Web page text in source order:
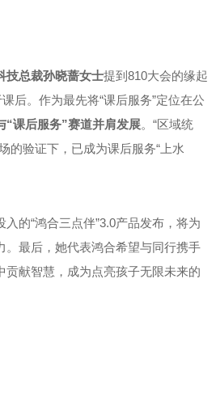
技总裁孙晓蔷女士提到810大会的缘起
后。作为最先将“课后服务”定位在公
“课后服务”赛道并肩发展。“区域统
的验证下，已成为课后服务“上水
的“鸿合三点伴”3.0产品发布，将为
。最后，她代表鸿合希望与同行携手
贡献智慧，成为点亮孩子无限未来的